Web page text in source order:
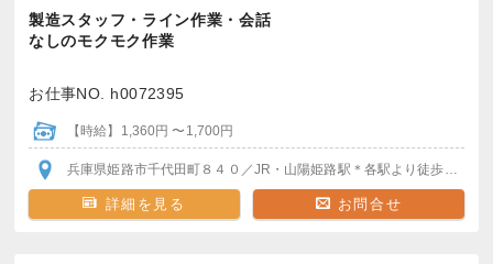
製造スタッフ・ライン作業・会話
なしのモクモク作業
お仕事NO. h0072395
【時給】1,360円 〜1,700円
兵庫県姫路市千代田町８４０ ／JR・山陽姫路駅 ＊各駅より徒歩OK
詳細を見る お問合せ